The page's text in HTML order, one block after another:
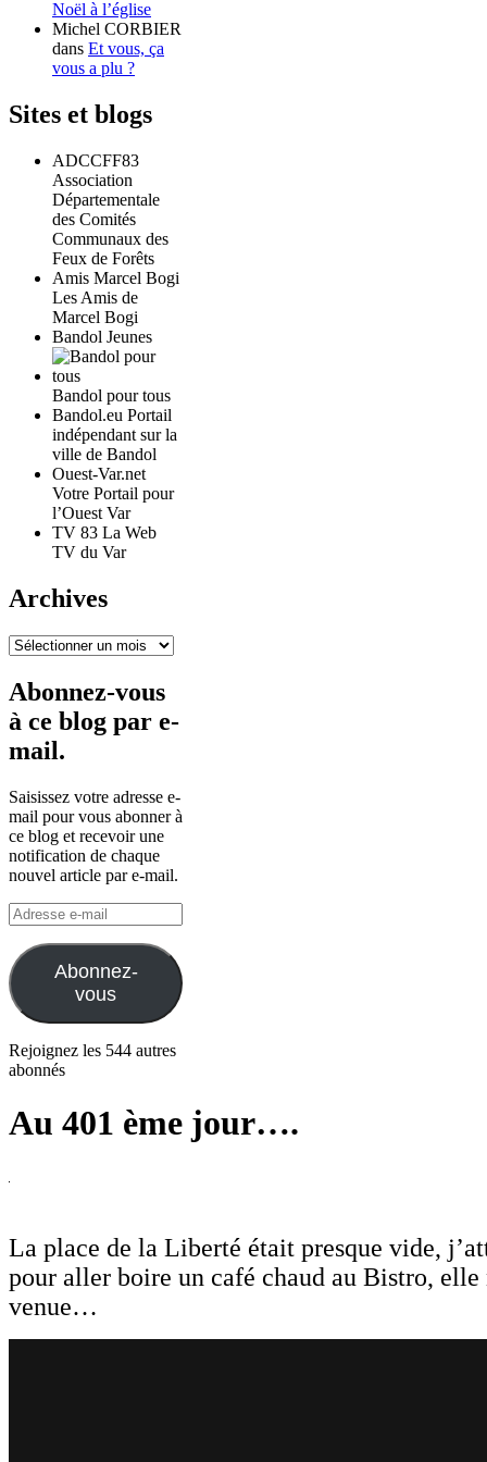
Noël à l’église
Michel CORBIER
dans Et vous, ça
vous a plu ?
Sites et blogs
ADCCFF83
Association
Départementale
des Comités
Communaux des
Feux de Forêts
Amis Marcel Bogi
Les Amis de
Marcel Bogi
Bandol Jeunes
Bandol pour tous
Bandol.eu Portail
indépendant sur la
ville de Bandol
Ouest-Var.net
Votre Portail pour
l’Ouest Var
TV 83 La Web
TV du Var
Archives
Archives
Abonnez-vous
à ce blog par e-
mail.
Saisissez votre adresse e-
mail pour vous abonner à
ce blog et recevoir une
notification de chaque
nouvel article par e-mail.
Adresse
e-
mail
Abonnez-
vous
Rejoignez les 544 autres
abonnés
Au 401 ème jour….
La place de la Liberté était presque vide,
pour aller boire un café chaud au Bistro, elle
venue…